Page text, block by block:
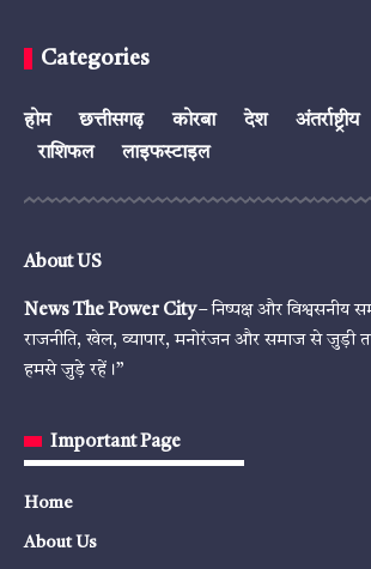
Categories
होम छत्तीसगढ़ कोरबा देश अंतर्राष्ट्रीय
राशिफल
लाइफस्टाइल
About US
News The Power City– निष्पक्ष और विश्वसनीय
राजनीति, खेल, व्यापार, मनोरंजन और समाज से जुड़ी
हमसे जुड़े रहें।”
Important Page
Home
About Us